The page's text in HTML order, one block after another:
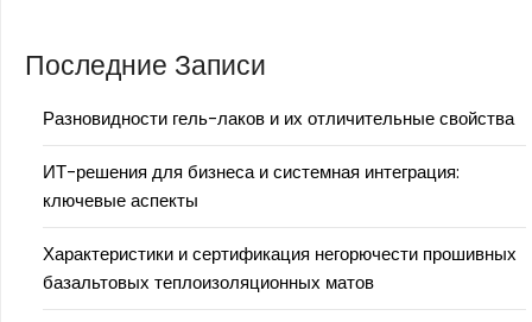
Последние Записи
Разновидности гель-лаков и их отличительные свойства
ИТ-решения для бизнеса и системная интеграция:
ключевые аспекты
Характеристики и сертификация негорючести прошивных
базальтовых теплоизоляционных матов